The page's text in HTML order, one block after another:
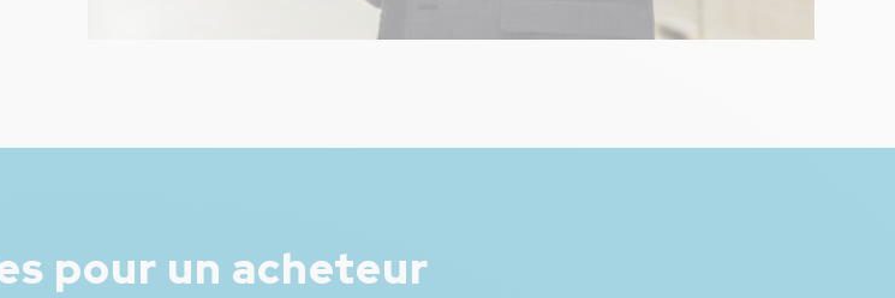
pour un acheteur